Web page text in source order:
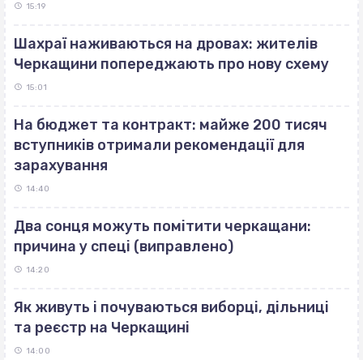
15:19
Шахраї наживаються на дровах: жителів
Черкащини попереджають про нову схему
15:01
На бюджет та контракт: майже 200 тисяч
вступників отримали рекомендації для
зарахування
14:40
Два сонця можуть помітити черкащани:
причина у спеці (виправлено)
14:20
Як живуть і почуваються виборці, дільниці
та реєстр на Черкащині
14:00